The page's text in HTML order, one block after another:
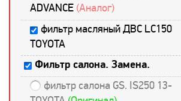
ADVANCE (Аналог)
фильтр масляный ДВС LC150
TOYOTA
Фильтр салона. Замена.
фильтр салона GS. IS250 13-